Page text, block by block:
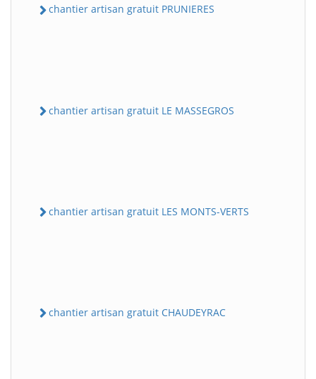
chantier artisan gratuit PRUNIERES
chantier artisan gratuit LE MASSEGROS
chantier artisan gratuit LES MONTS-VERTS
chantier artisan gratuit CHAUDEYRAC